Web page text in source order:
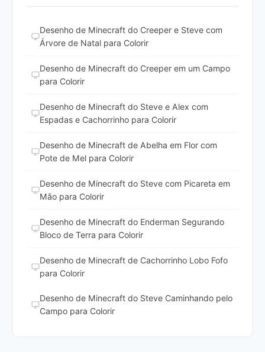
Desenho de Minecraft do Creeper e Steve com
Árvore de Natal para Colorir
Desenho de Minecraft do Creeper em um Campo
para Colorir
Desenho de Minecraft do Steve e Alex com
Espadas e Cachorrinho para Colorir
Desenho de Minecraft de Abelha em Flor com
Pote de Mel para Colorir
Desenho de Minecraft do Steve com Picareta em
Mão para Colorir
Desenho de Minecraft do Enderman Segurando
Bloco de Terra para Colorir
Desenho de Minecraft de Cachorrinho Lobo Fofo
para Colorir
Desenho de Minecraft do Steve Caminhando pelo
Campo para Colorir